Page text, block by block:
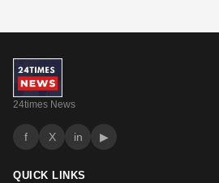
24times News
f X in ▶
QUICK LINKS